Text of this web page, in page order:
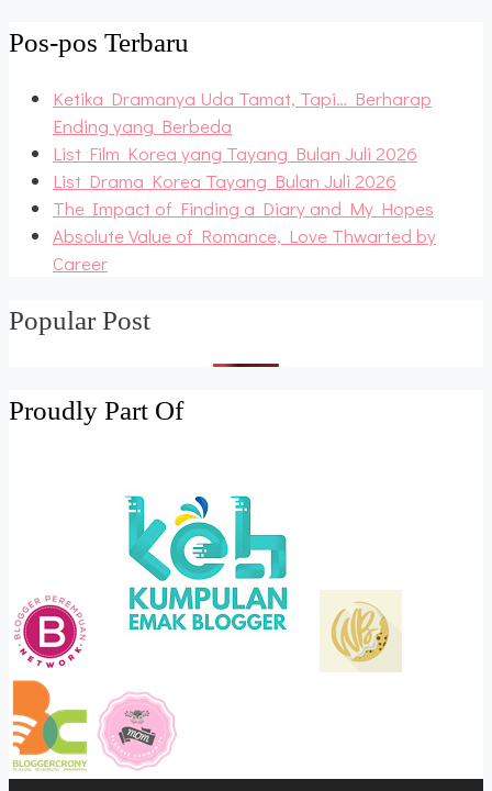
Pos-pos Terbaru
Ketika Dramanya Uda Tamat, Tapi… Berharap
Ending yang Berbeda
List Film Korea yang Tayang Bulan Juli 2026
List Drama Korea Tayang Bulan Juli 2026
The Impact of Finding a Diary and My Hopes
Absolute Value of Romance, Love Thwarted by
Career
Popular Post
Proudly Part Of